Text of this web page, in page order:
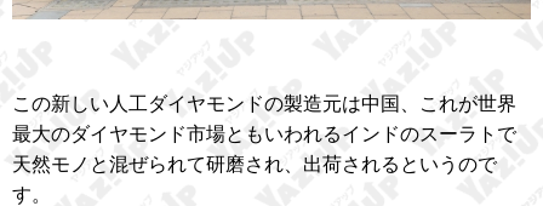
この新しい人工ダイヤモンドの製造元は中国、これが世界
最大のダイヤモンド市場ともいわれるインドのスーラトで
天然モノと混ぜられて研磨され、出荷されるというので
す。